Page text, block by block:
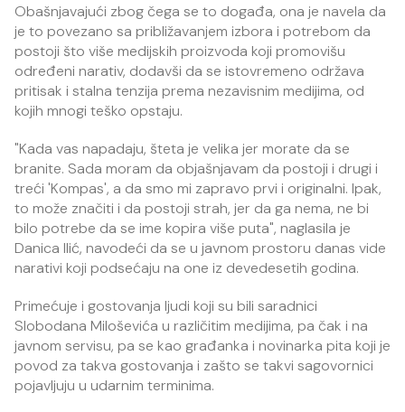
Obašnjavajući zbog čega se to događa, ona je navela da
je to povezano sa približavanjem izbora i potrebom da
postoji što više medijskih proizvoda koji promovišu
određeni narativ, dodavši da se istovremeno održava
pritisak i stalna tenzija prema nezavisnim medijima, od
kojih mnogi teško opstaju.
"Kada vas napadaju, šteta je velika jer morate da se
branite. Sada moram da objašnjavam da postoji i drugi i
treći 'Kompas', a da smo mi zapravo prvi i originalni. Ipak,
to može značiti i da postoji strah, jer da ga nema, ne bi
bilo potrebe da se ime kopira više puta", naglasila je
Danica Ilić, navodeći da se u javnom prostoru danas vide
narativi koji podsećaju na one iz devedesetih godina.
Primećuje i gostovanja ljudi koji su bili saradnici
Slobodana Miloševića u različitim medijima, pa čak i na
javnom servisu, pa se kao građanka i novinarka pita koji je
povod za takva gostovanja i zašto se takvi sagovornici
pojavljuju u udarnim terminima.